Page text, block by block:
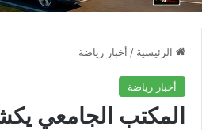
الرئيسية / أخبار رياضة
أخبار رياضة
المكتب الجامعي